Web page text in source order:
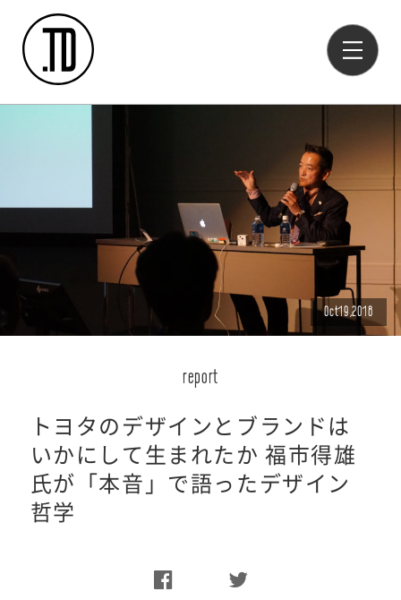
Oct19,2018
report
トヨタのデザインとブランドは
いかにして生まれたか 福市得雄
氏が「本音」で語ったデザイン
哲学